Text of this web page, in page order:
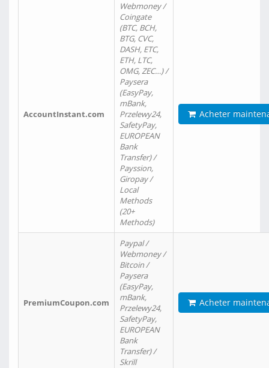
AccountInstant.com
Webmoney /
Coingate
(BTC, BCH,
BTG, CVC,
DASH, ETC,
ETH, LTC,
OMG, ZEC…) /
Paysera
(EasyPay,
mBank,
Przelewy24,
SafetyPay,
EUROPEAN
Bank
Transfer) /
Payssion,
Giropay /
Local
Methods
(20+
Methods)
Acheter
PremiumCoupon.com
Paypal /
Webmoney /
Bitcoin /
Paysera
(EasyPay,
mBank,
Przelewy24,
SafetyPay,
EUROPEAN
Bank
Transfer) /
Skrill
Acheter